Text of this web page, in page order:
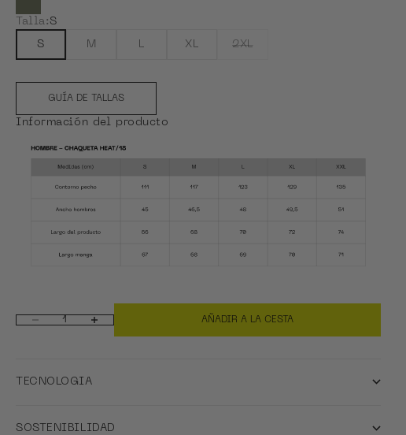
Talla: S
S M L XL 2XL
GUÍA DE TALLAS
Información del producto
Reducir cantidadAumentar cantidad AÑADIR A LA CESTA
TECNOLOGIA
SOSTENIBILIDAD